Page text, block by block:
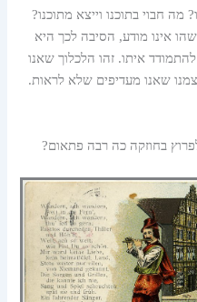
חבוי בתוכנו וייצא מתוכנו?
אינו מודע, הסיבה לכך היא
איתו. זהו הלכלוך שאנו
שאנו מעדיפים שלא לראות.
בחוזקה כה רבה פתאום?